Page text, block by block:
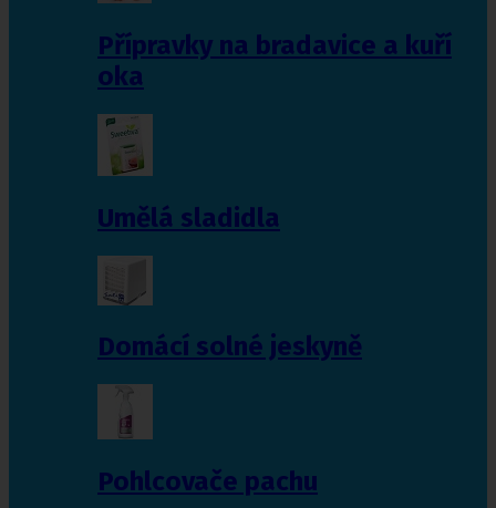
Přípravky na bradavice a kuří
oka
Umělá sladidla
Domácí solné jeskyně
Pohlcovače pachu